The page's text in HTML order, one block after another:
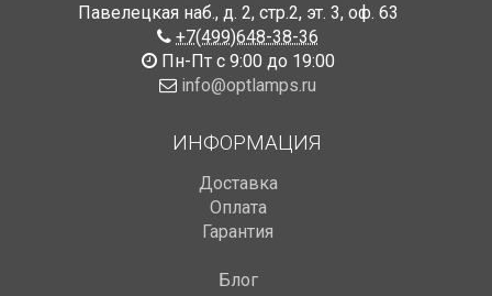
Павелецкая наб., д. 2, стр.2, эт. 3, оф. 63
+7(499)648-38-36
Пн-Пт с 9:00 до 19:00
info@optlamps.ru
ИНФОРМАЦИЯ
Доставка
Оплата
Гарантия
Блог